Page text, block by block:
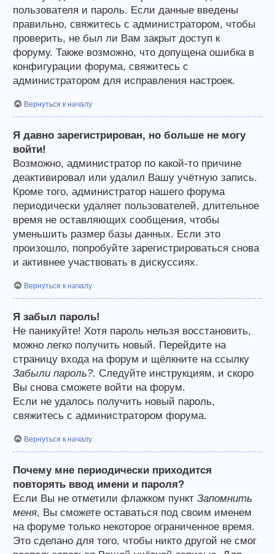
пользователя и пароль. Если данные введены
правильно, свяжитесь с администратором, чтобы
проверить, не был ли Вам закрыт доступ к
форуму. Также возможно, что допущена ошибка в
конфигурации форума, свяжитесь с
администратором для исправления настроек.
Вернуться к началу
Я давно зарегистрирован, но больше не могу
войти!
Возможно, администратор по какой-то причине
деактивировал или удалил Вашу учётную запись.
Кроме того, администратор нашего форума
периодически удаляет пользователей, длительное
время не оставляющих сообщения, чтобы
уменьшить размер базы данных. Если это
произошло, попробуйте зарегистрироваться снова
и активнее участвовать в дискуссиях.
Вернуться к началу
Я забыл пароль!
Не паникуйте! Хотя пароль нельзя восстановить,
можно легко получить новый. Перейдите на
страницу входа на форум и щёлкните на ссылку
Забыли пароль?. Следуйте инструкциям, и скоро
Вы снова сможете войти на форум.
Если не удалось получить новый пароль,
свяжитесь с администратором форума.
Вернуться к началу
Почему мне периодически приходится
повторять ввод имени и пароля?
Если Вы не отметили флажком пункт Запомнить
меня, Вы сможете оставаться под своим именем
на форуме только некоторое ограниченное время.
Это сделано для того, чтобы никто другой не смог